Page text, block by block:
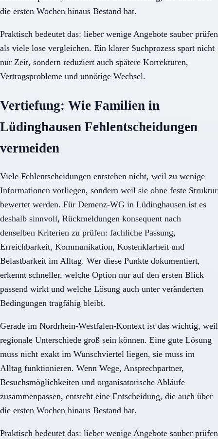
die ersten Wochen hinaus Bestand hat.
Praktisch bedeutet das: lieber wenige Angebote sauber prüfen
als viele lose vergleichen. Ein klarer Suchprozess spart nicht
nur Zeit, sondern reduziert auch spätere Korrekturen,
Vertragsprobleme und unnötige Wechsel.
Vertiefung: Wie Familien in
Lüdinghausen Fehlentscheidungen
vermeiden
Viele Fehlentscheidungen entstehen nicht, weil zu wenige
Informationen vorliegen, sondern weil sie ohne feste Struktur
bewertet werden. Für Demenz-WG in Lüdinghausen ist es
deshalb sinnvoll, Rückmeldungen konsequent nach
denselben Kriterien zu prüfen: fachliche Passung,
Erreichbarkeit, Kommunikation, Kostenklarheit und
Belastbarkeit im Alltag. Wer diese Punkte dokumentiert,
erkennt schneller, welche Option nur auf den ersten Blick
passend wirkt und welche Lösung auch unter veränderten
Bedingungen tragfähig bleibt.
Gerade im Nordrhein-Westfalen-Kontext ist das wichtig, weil
regionale Unterschiede groß sein können. Eine gute Lösung
muss nicht exakt im Wunschviertel liegen, sie muss im
Alltag funktionieren. Wenn Wege, Ansprechpartner,
Besuchsmöglichkeiten und organisatorische Abläufe
zusammenpassen, entsteht eine Entscheidung, die auch über
die ersten Wochen hinaus Bestand hat.
Praktisch bedeutet das: lieber wenige Angebote sauber prüfen